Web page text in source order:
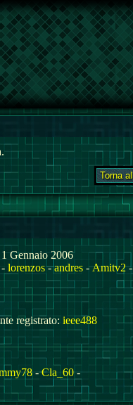
Gennaio 2006
lorenzos-andres -Amitv2-
registrato: ieee488
-Cla_60 -